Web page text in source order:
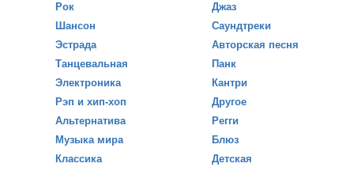
Рок
Шансон
Эстрада
Танцевальная
Электроника
Рэп и хип-хоп
Альтернатива
Музыка мира
Классика
Джаз
Саундтреки
Авторская песня
Панк
Кантри
Другое
Регги
Блюз
Детская